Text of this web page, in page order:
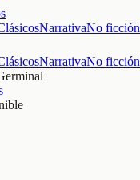
NarrativaNo ficción
NarrativaNo ficción